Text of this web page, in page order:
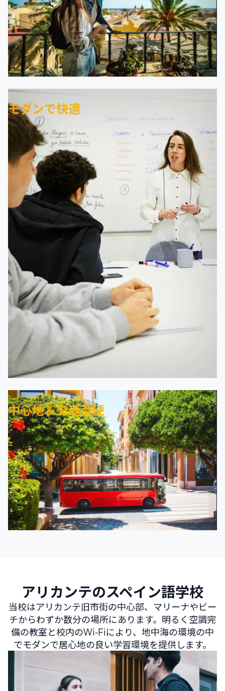
モダンで快適
中心地＆交通至便
アリカンテのスペイン語学校
当校はアリカンテ旧市街の中心部、マリーナやビー
チからわずか数分の場所にあります。明るく空調完
備の教室と校内のWi‑Fiにより、地中海の環境の中
でモダンで居心地の良い学習環境を提供します。